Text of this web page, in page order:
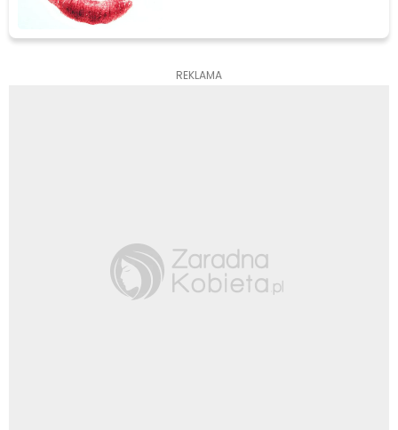
REKLAMA